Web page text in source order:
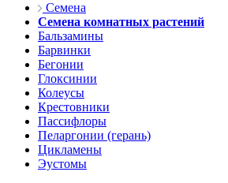
Семена
Семена комнатных растений
Бальзамины
Барвинки
Бегонии
Глоксинии
Колеусы
Крестовники
Пассифлоры
Пеларгонии (герань)
Цикламены
Эустомы